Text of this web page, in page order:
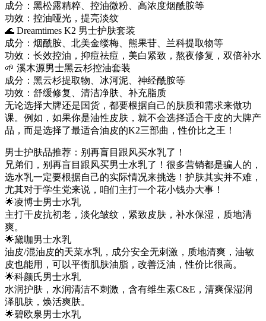
成分：黑松露精粹、控油微粉、高浓度烟酰胺等
功效：控油哑光，提亮淡纹
🌊 Dreamtimes K2 男士护肤套装
成分：烟酰胺、北美金缕梅、熊果苷、兰科提取物等
功效：长效控油，抑痘祛痘，美白紧致，熬夜修复，双倍补水
🌱 溪木源男士黑云杉控油套装
成分：黑云杉提取物、冰河泥、神经酰胺等
功效：舒缓修复、清洁净肤、补充脂质
无论选择大牌还是国货，都要根据自己的肤质和需求来做功
课。例如，如果你是油性皮肤，就不会选择适合干皮的大牌产
品，而是选择了最适合油皮的K2三部曲，性价比之王！
男士护肤品推荐：别再盲目跟风买水乳了！
兄弟们，别再盲目跟风买男士水乳了！很多营销都是骗人的，
选水乳一定要根据自己的实际情况来挑选！护肤其实并不难，
尤其对于学生党来说，咱们主打一个花小钱办大事！
🌟凌博士男士水乳
主打干皮抗初老，淡化皱纹，紧致皮肤，补水保湿，质地清
爽。
🌟黛咖男士水乳
油皮/混油皮的天菜水乳，成分安全无刺激，质地清爽，油敏
皮也能用，可以平衡肌肤油脂，改善泛油，性价比很高。
🌟科颜氏男士水乳
水润护肤，水润清洁不刺激，含有维生素C&E，清爽保湿润
泽肌肤，焕活爽肤。
🌟碧欧泉男士水乳